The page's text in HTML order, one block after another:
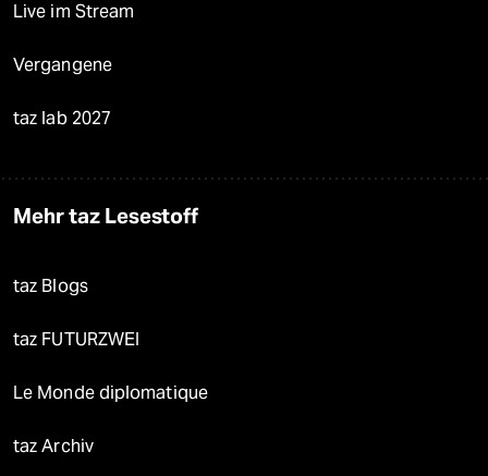
Live im Stream
Vergangene
taz lab 2027
Mehr taz Lesestoff
taz Blogs
taz FUTURZWEI
Le Monde diplomatique
taz Archiv